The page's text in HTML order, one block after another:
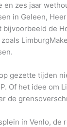
en zes jaar
in Geleen,
bijvoorbeeld de
gezette tijden
Of het idee om
de
in Venlo, de